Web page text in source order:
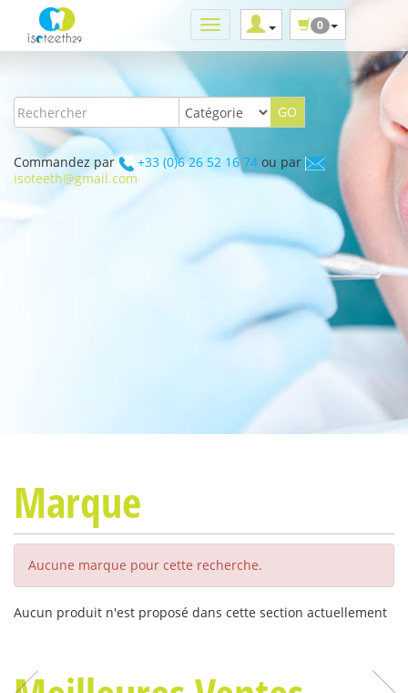
0
Commandez par +33 (0)6 26 52 16 74 ou par
isoteeth@gmail.com
Marque
Aucune marque pour cette recherche.
Aucun produit n'est proposé dans cette section actuellement